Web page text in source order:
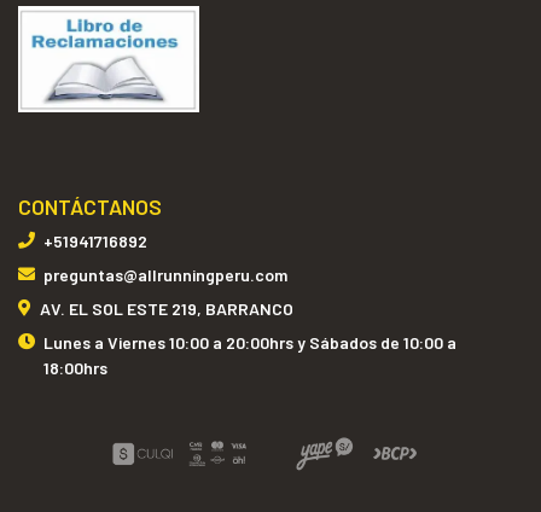
CONTÁCTANOS
+51941716892
preguntas@allrunningperu.com
AV. EL SOL ESTE 219, BARRANCO
Lunes a Viernes 10:00 a 20:00hrs y Sábados de 10:00 a
18:00hrs